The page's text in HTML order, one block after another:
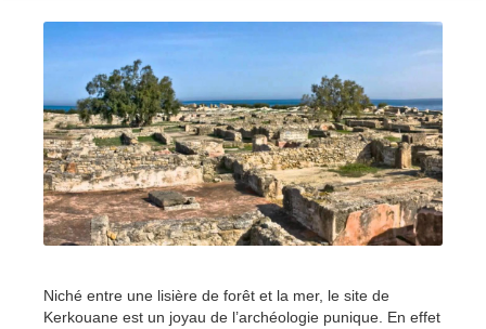
Niché entre une lisière de forêt et la mer, le site de
Kerkouane est un joyau de l’archéologie punique. En effet